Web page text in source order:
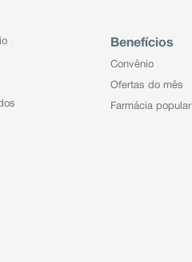
Benefícios
Convênio
Ofertas do mês
Farmácia popular